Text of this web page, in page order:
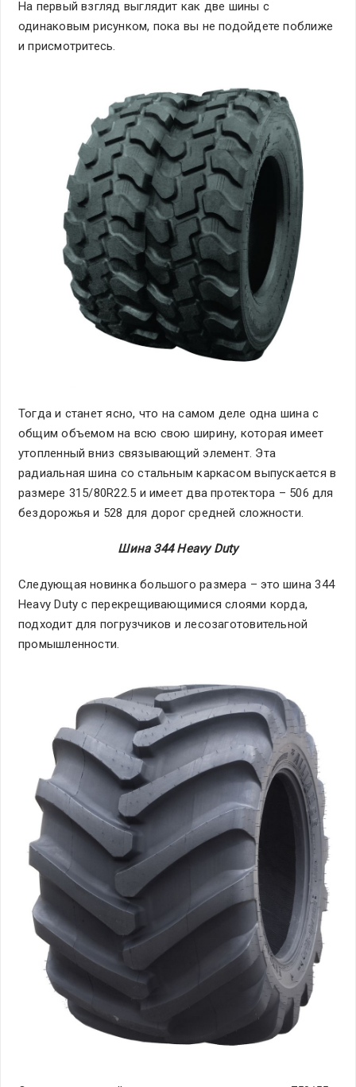
На первый взгляд выглядит как две шины с
одинаковым рисунком, пока вы не подойдете поближе
и присмотритесь.
Тогда и станет ясно, что на самом деле одна шина с
общим объемом на всю свою ширину, которая имеет
утопленный вниз связывающий элемент. Эта
радиальная шина со стальным каркасом выпускается в
размере 315/80R22.5 и имеет два протектора – 506 для
бездорожья и 528 для дорог средней сложности.
Шина 344Heavy Duty
Следующая новинка большого размера – это шина 344
Heavy Duty с перекрещивающимися слоями корда,
подходит для погрузчиков и лесозаготовительной
промышленности.